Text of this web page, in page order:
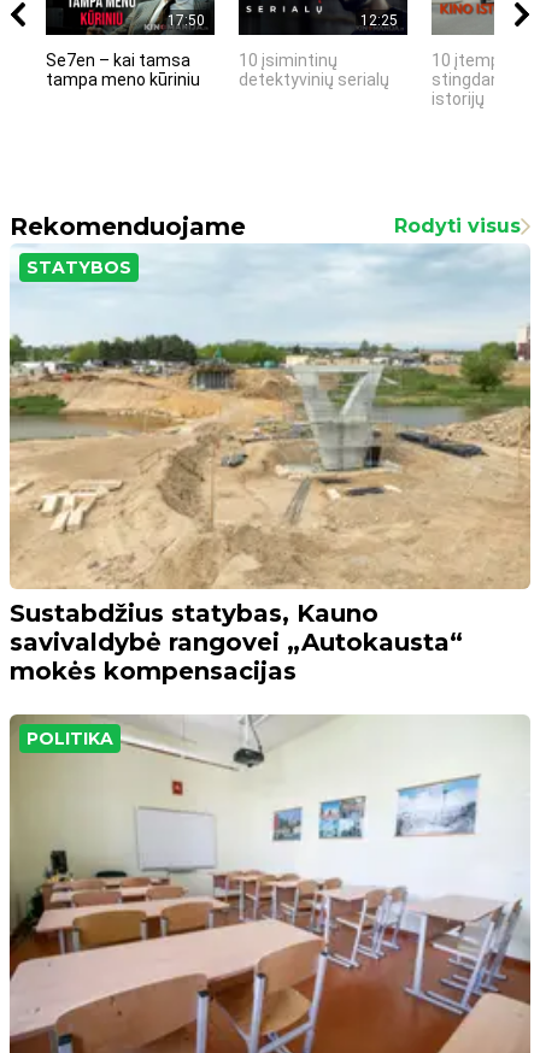
17:50
Se7en – kai tamsa
tampa meno kūriniu
12:25
10 įsimintinų
detektyvinių serialų
10 įtemptų,
stingdančių
istorijų
Rekomenduojame Rodyti visus
STATYBOS
Sustabdžius statybas, Kauno
savivaldybė rangovei „Autokausta“
mokės kompensacijas
POLITIKA